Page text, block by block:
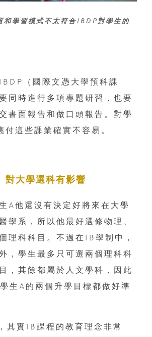
和學習模式不太符合IBDP對學生的
（國際文憑大學預科課
同時進行多項專題研習，也要
書面報告和做口頭報告。對學
付這些課業確實不容易。
對大學選科有影響
A他還沒有決定好將來在大學
學系，所以他最好選修物理、
理科科目。不過在IB學制中，
，學生最多只可選兩個理科科
，其餘都屬於人文學科，因此
生A的兩個升學目標都做好準
實IB課程的教育理念非常